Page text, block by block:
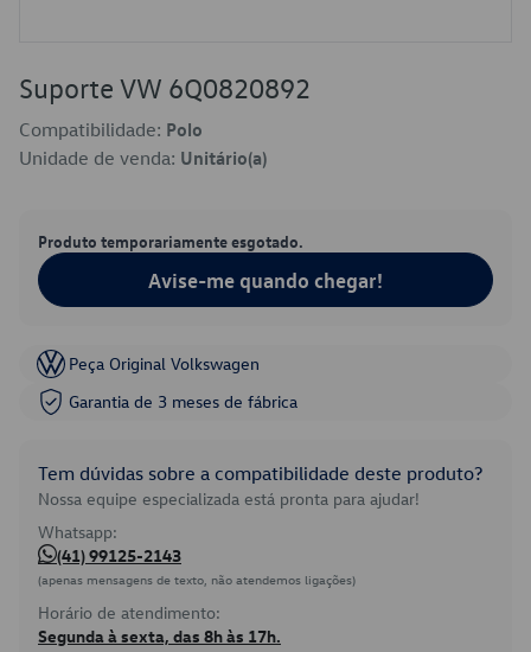
Suporte VW 6Q0820892
Compatibilidade: Polo
Unidade de venda: Unitário(a)
Produto temporariamente esgotado.
Avise-me quando chegar!
Peça Original Volkswagen
Garantia de 3 meses de fábrica
Tem dúvidas sobre a compatibilidade deste produto?
Nossa equipe especializada está pronta para ajudar!
Whatsapp:
(41) 99125-2143
(apenas mensagens de texto, não atendemos ligações)
Horário de atendimento:
Segunda à sexta, das 8h às 17h.